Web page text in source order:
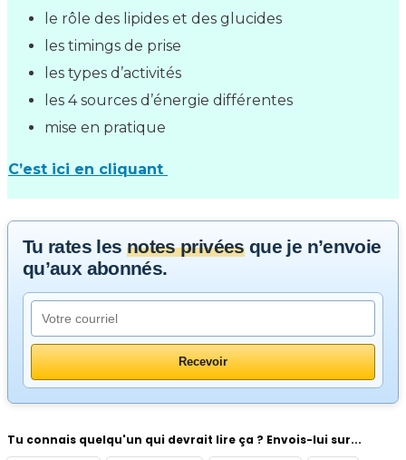
le rôle des lipides et des glucides
les timings de prise
les types d’activités
les 4 sources d’énergie différentes
mise en pratique
C’est ici en cliquant
Tu rates les notes privéesque je n’envoie
qu’aux abonnés.
Tu connais quelqu'un qui devrait lire ça ? Envois-lui sur...